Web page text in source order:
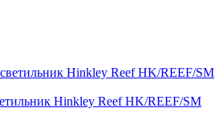
Hinkley Reef HK/REEF/SM